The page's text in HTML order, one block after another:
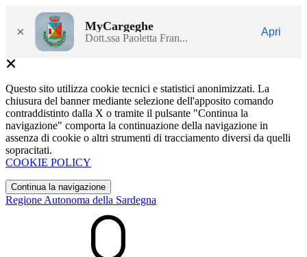
× MyCargeghe
Dott.ssa Paoletta Fran...
Apri
Questo sito utilizza cookie tecnici e statistici anonimizzati. La
chiusura del banner mediante selezione dell'apposito comando
contraddistinto dalla X o tramite il pulsante "Continua la
navigazione" comporta la continuazione della navigazione in
assenza di cookie o altri strumenti di tracciamento diversi da quelli
sopracitati.
COOKIE POLICY
Continua la navigazione
Regione Autonoma della Sardegna